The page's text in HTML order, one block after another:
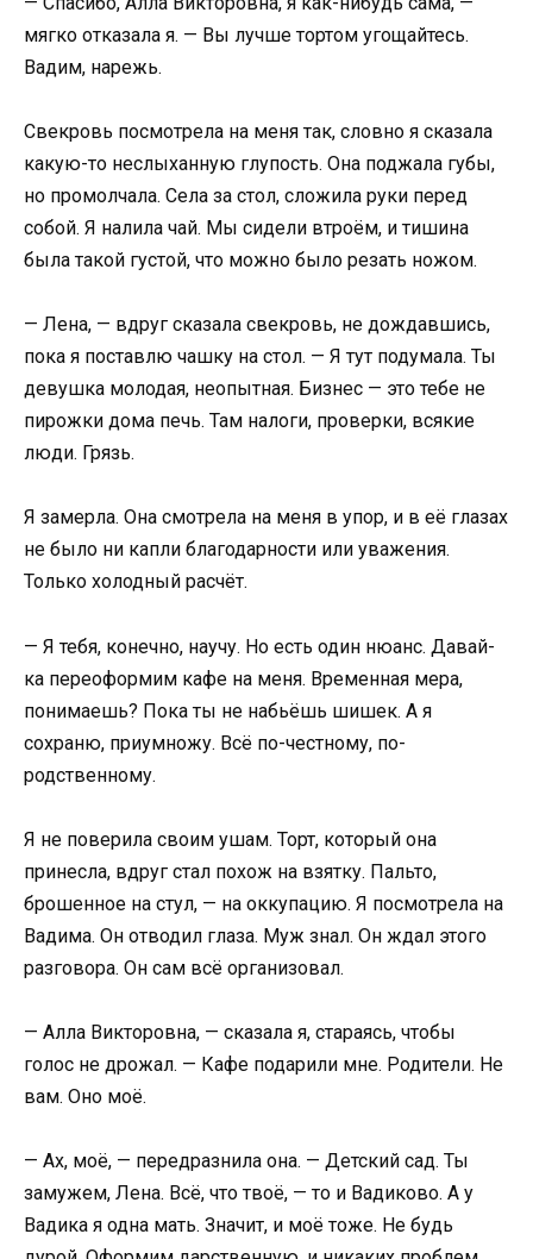
мягко отказала я. — Вы лучше тортом угощайтесь.
Вадим, нарежь.
Свекровь посмотрела на меня так, словно я сказала
какую-то неслыханную глупость. Она поджала губы,
но промолчала. Села за стол, сложила руки перед
собой. Я налила чай. Мы сидели втроём, и тишина
была такой густой, что можно было резать ножом.
— Лена, — вдруг сказала свекровь, не дождавшись,
пока я поставлю чашку на стол. — Я тут подумала. Ты
девушка молодая, неопытная. Бизнес — это тебе не
пирожки дома печь. Там налоги, проверки, всякие
люди. Грязь.
Я замерла. Она смотрела на меня в упор, и в её глазах
не было ни капли благодарности или уважения.
Только холодный расчёт.
— Я тебя, конечно, научу. Но есть один нюанс. Давай-
ка переоформим кафе на меня. Временная мера,
понимаешь? Пока ты не набьёшь шишек. А я
сохраню, приумножу. Всё по-честному, по-
родственному.
Я не поверила своим ушам. Торт, который она
принесла, вдруг стал похож на взятку. Пальто,
брошенное на стул, — на оккупацию. Я посмотрела на
Вадима. Он отводил глаза. Муж знал. Он ждал этого
разговора. Он сам всё организовал.
— Алла Викторовна, — сказала я, стараясь, чтобы
голос не дрожал. — Кафе подарили мне. Родители. Не
вам. Оно моё.
— Ах, моё, — передразнила она. — Детский сад. Ты
замужем, Лена. Всё, что твоё, — то и Вадиково. А у
Вадика я одна мать. Значит, и моё тоже. Не будь